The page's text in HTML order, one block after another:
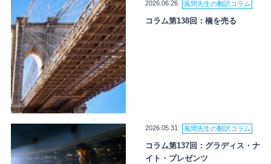
2026.06.26 風間先生の翻訳コラム
コラム第138回：橋を売る
2026.05.31 風間先生の翻訳コラム
コラム第137回：グラディス・ナ
イト・プレゼンツ